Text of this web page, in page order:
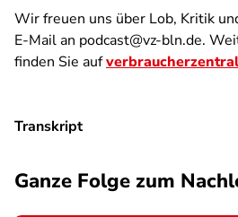
Wir freuen uns über Lob, Kritik
E-Mail an podcast@vz-bln.de.
finden Sie auf
Transkript
Ganze Folge zum